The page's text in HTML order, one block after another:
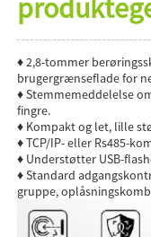
♦ 2,8-tommer
brugergrænseflade for
♦ Stemmemeddelelse
fingre.
♦ Kompakt og let, lille
♦ TCP/IP- eller Rs485-
♦ Understøtter USB-
♦ Standard
gruppe,